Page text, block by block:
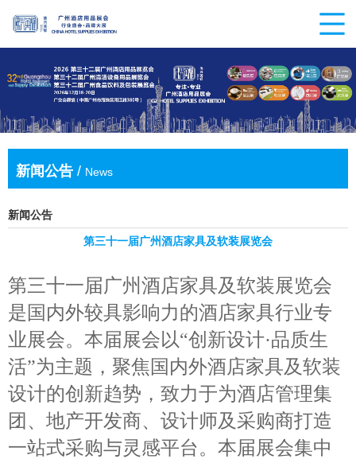
新闻公告 / News
新闻公告
第三十一届广州酒店家具及软装展览会
第三十一届广州酒店家具及软装展览会
是国内外较具影响力的酒店家具行业专
业展会。本届展会以“创新设计·品质生
活”为主题，聚焦国内外酒店家具及软装
设计的创新趋势，致力于为酒店管理集
团、地产开发商、设计师及采购商打造
一站式采购与灵感平台。本届展会集中